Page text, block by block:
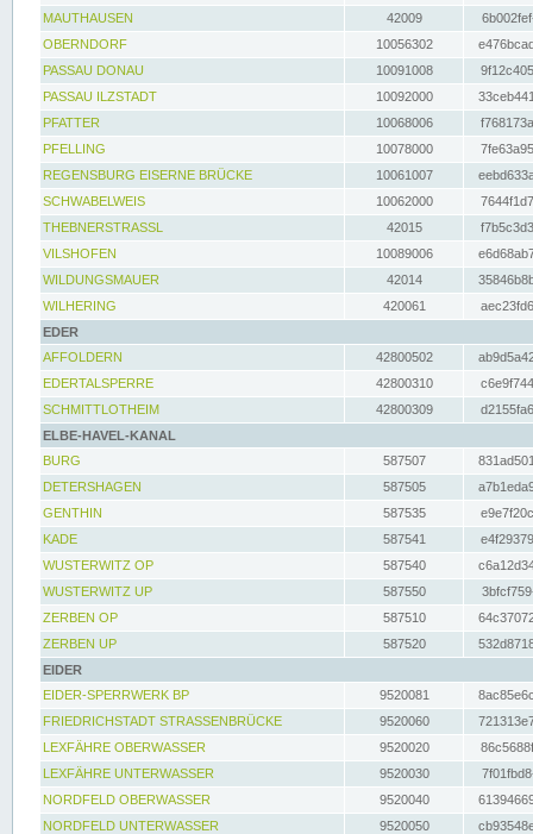
MAUTHAUSEN
42009
OBERNDORF
10056302
PASSAU DONAU
10091008
PASSAU ILZSTADT
10092000
PFATTER
10068006
PFELLING
10078000
REGENSBURG EISERNE BRÜCKE
10061007
SCHWABELWEIS
10062000
THEBNERSTRASSL
42015
VILSHOFEN
10089006
WILDUNGSMAUER
42014
WILHERING
420061
EDER
AFFOLDERN
42800502
EDERTALSPERRE
42800310
SCHMITTLOTHEIM
42800309
ELBE-HAVEL-KANAL
BURG
587507
DETERSHAGEN
587505
GENTHIN
587535
KADE
587541
WUSTERWITZ OP
587540
WUSTERWITZ UP
587550
ZERBEN OP
587510
ZERBEN UP
587520
EIDER
EIDER-SPERRWERK BP
9520081
FRIEDRICHSTADT STRASSENBRÜCKE
9520060
LEXFÄHRE OBERWASSER
9520020
LEXFÄHRE UNTERWASSER
9520030
NORDFELD OBERWASSER
9520040
NORDFELD UNTERWASSER
9520050